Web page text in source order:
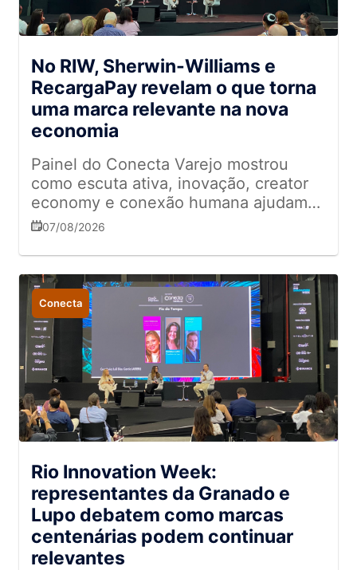
No RIW, Sherwin-Williams e
RecargaPay revelam o que torna
uma marca relevante na nova
economia
Painel do Conecta Varejo mostrou
como escuta ativa, inovação, creator
economy e conexão humana ajudam
empresas a se diferenciar em meio ao
07/08/2026
Conecta
Rio Innovation Week:
representantes da Granado e
Lupo debatem como marcas
centenárias podem continuar
relevantes